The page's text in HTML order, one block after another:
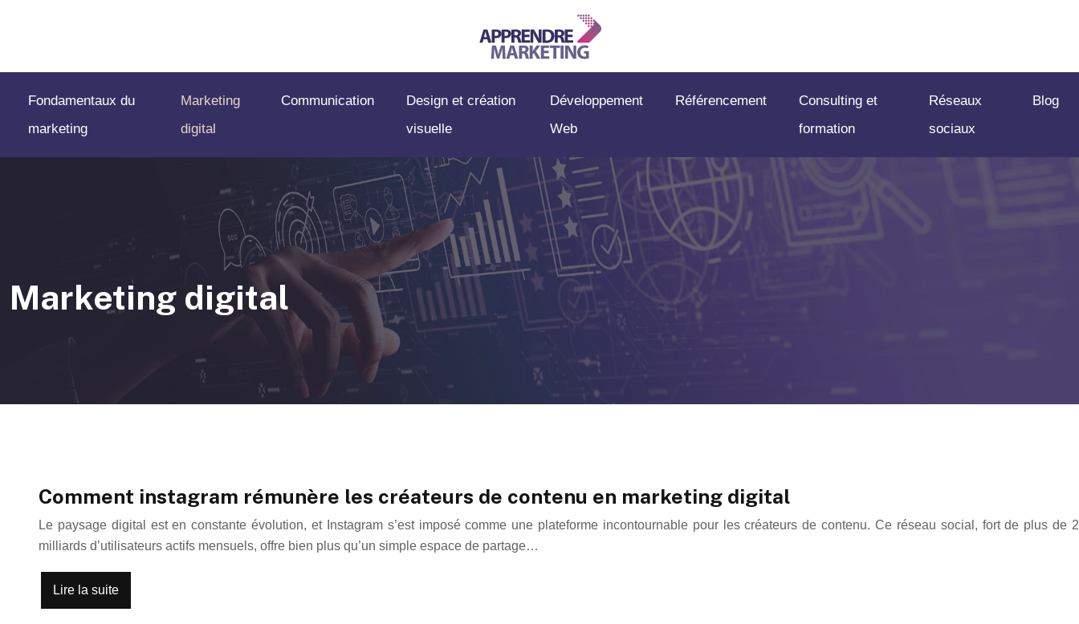
Fondamentaux du
marketing
Marketing
digital
Communication
Design et création
visuelle
Développement
Web
Référencement
Consulting et
formation
Réseaux
sociaux
Blog
Marketing digital
Comment instagram rémunère les créateurs de contenu en marketing digital
Le paysage digital est en constante évolution, et Instagram s’est imposé comme une plateforme incontournable pour les créateurs de contenu. Ce réseau social, fort de plus de 2
milliards d’utilisateurs actifs mensuels, offre bien plus qu’un simple espace de partage…
Lire la suite